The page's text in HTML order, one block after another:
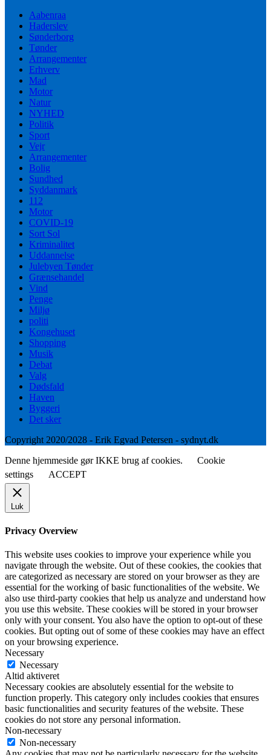
Aabenraa
Haderslev
Sønderborg
Tønder
Arrangementer
Erhverv
Mad
Motor
Natur
NYHED
Politik
Sport
Vejr
Arrangementer
Bolig
Sundhed
Syddanmark
112
Motor
COVID-19
Sort Sol
Kriminalitet
Uddannelse
Julebyen Tønder
Grænsehandel
Vind
Penge
Miljø
politi
Kongehuset
Shopping
Musik
Debat
Valg
Dødsfald
Haven
Byggeri
Det sker
Copyright 2020/2028 - Erik Egvad Petersen - sydnyt.dk
Denne hjemmeside gør IKKE brug af cookies.
Cookie
settings
ACCEPT
Luk
Privacy Overview
This website uses cookies to improve your experience while you
navigate through the website. Out of these cookies, the cookies that
are categorized as necessary are stored on your browser as they are
essential for the working of basic functionalities of the website. We
also use third-party cookies that help us analyze and understand how
you use this website. These cookies will be stored in your browser
only with your consent. You also have the option to opt-out of these
cookies. But opting out of some of these cookies may have an effect
on your browsing experience.
Necessary
Necessary
Altid aktiveret
Necessary cookies are absolutely essential for the website to
function properly. This category only includes cookies that ensures
basic functionalities and security features of the website. These
cookies do not store any personal information.
Non-necessary
Non-necessary